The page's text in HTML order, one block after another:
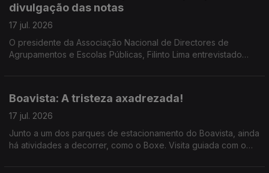
divulgação das notas
17 jul. 2026
O presidente da Associação Nacional de Directores de
Agrupamentos e Escolas Públicas, Filinto Lima entrevistado
Boavista: A tristeza axadrezada!
17 jul. 2026
Junto a um dos parques de estacionamento do Boavista, ainda
há atividades a decorrer, como o Boxe. Visita guiada com o